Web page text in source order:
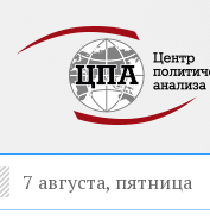
7 августа, пятница